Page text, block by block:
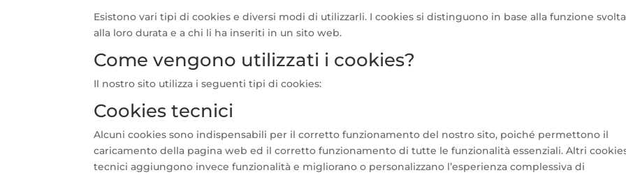
Esistono vari tipi di cookies e diversi modi di utilizzarli. I cookies si distinguono in base alla funzione
alla loro durata e a chi li ha inseriti in un sito web.
Come vengono utilizzati i cookies?
Il nostro sito utilizza i seguenti tipi di cookies:
Cookies tecnici
Alcuni cookies sono indispensabili per il corretto funzionamento del nostro sito, poiché permettono il
caricamento della pagina web ed il corretto funzionamento di tutte le funzionalità essenziali. Altri
tecnici aggiungono invece funzionalità e migliorano o personalizzano l’esperienza complessiva di